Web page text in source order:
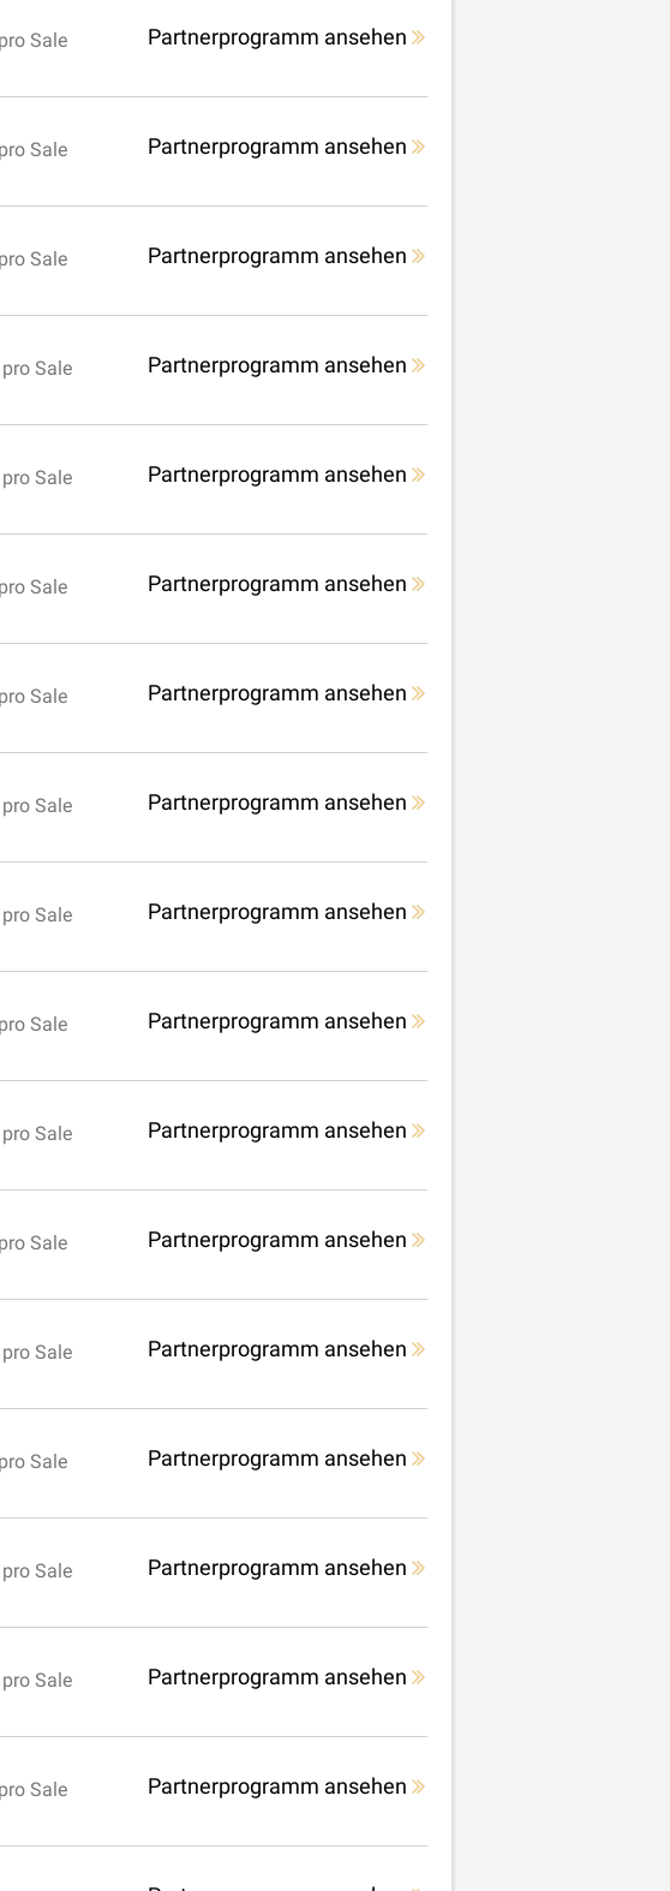
Sale Partnerprogramm ansehen
Sale Partnerprogramm ansehen
Sale Partnerprogramm ansehen
Sale Partnerprogramm ansehen
Sale Partnerprogramm ansehen
Sale Partnerprogramm ansehen
Sale Partnerprogramm ansehen
Sale Partnerprogramm ansehen
Sale Partnerprogramm ansehen
Sale Partnerprogramm ansehen
Sale Partnerprogramm ansehen
Sale Partnerprogramm ansehen
Sale Partnerprogramm ansehen
Sale Partnerprogramm ansehen
Sale Partnerprogramm ansehen
Sale Partnerprogramm ansehen
Sale Partnerprogramm ansehen